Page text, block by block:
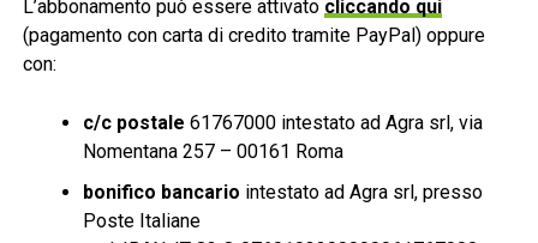
L’abbonamento può essere attivato cliccando qui
(pagamento con carta di credito tramite PayPal) oppure
con:
c/c postale 61767000 intestato ad Agra srl, via
Nomentana 257 – 00161 Roma
bonifico bancario intestato ad Agra srl, presso
Poste Italiane